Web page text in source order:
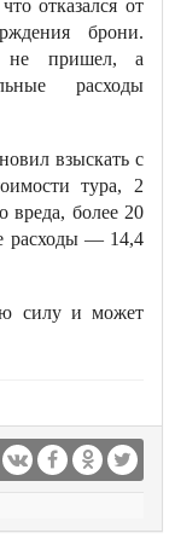
отказался от
брони.
не пришел, а
расходы
взыскать с
тура, 2
вреда, более 20
расходы — 14,4
силу и может